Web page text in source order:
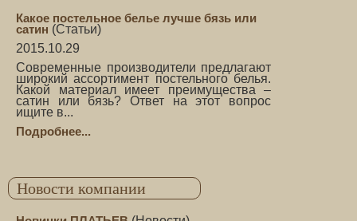
Какое постельное белье лучше бязь или
сатин (Статьи)
2015.10.29
Современные производители предлагают
широкий ассортимент постельного белья.
Какой материал имеет преимущества –
сатин или бязь? Ответ на этот вопрос
ищите в...
Подробнее...
Новости компании